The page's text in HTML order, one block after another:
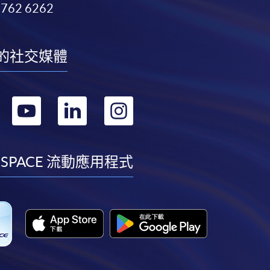
6262
社交媒體
轉
youtube
轉
linkedin
轉
instagram
流動應用程式